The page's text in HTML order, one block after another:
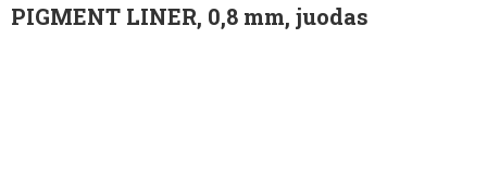
PIGMENT LINER, 0,8 mm, juodas